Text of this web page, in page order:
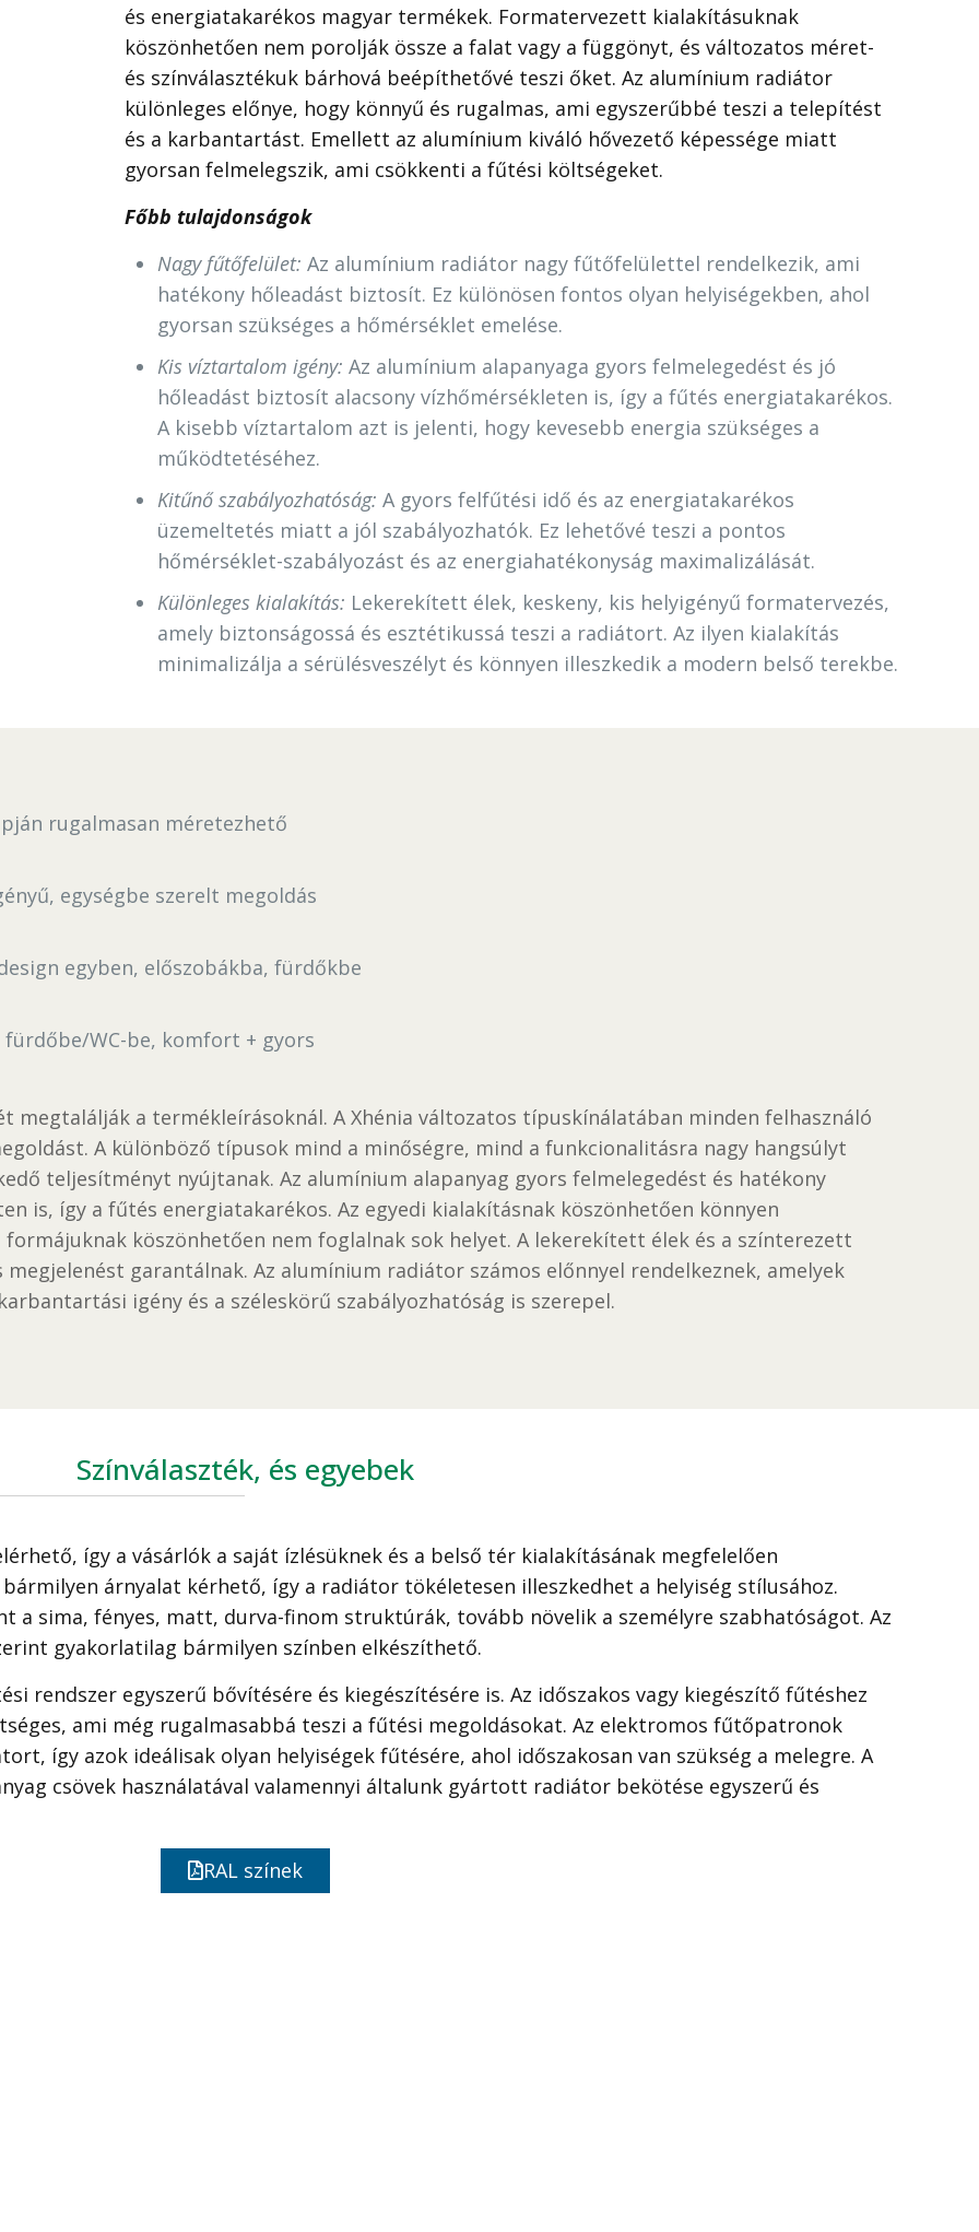
és energiatakarékos magyar termékek. Formatervezett kialakításuknak
köszönhetően nem porolják össze a falat vagy a függönyt, és változatos méret-
és színválasztékuk bárhová beépíthetővé teszi őket. Az alumínium radiátor
különleges előnye, hogy könnyű és rugalmas, ami egyszerűbbé teszi a telepítést
és a karbantartást. Emellett az alumínium kiváló hővezető képessége miatt
gyorsan felmelegszik, ami csökkenti a fűtési költségeket.
Főbb tulajdonságok
Nagy fűtőfelület: Az alumínium radiátor nagy fűtőfelülettel rendelkezik, ami
hatékony hőleadást biztosít. Ez különösen fontos olyan helyiségekben, ahol
gyorsan szükséges a hőmérséklet emelése.
Kis víztartalom igény: Az alumínium alapanyaga gyors felmelegedést és jó
hőleadást biztosít alacsony vízhőmérsékleten is, így a fűtés energiatakarékos.
A kisebb víztartalom azt is jelenti, hogy kevesebb energia szükséges a
működtetéséhez.
Kitűnő szabályozhatóság: A gyors felfűtési idő és az energiatakarékos
üzemeltetés miatt a jól szabályozhatók. Ez lehetővé teszi a pontos
hőmérséklet-szabályozást és az energiahatékonyság maximalizálását.
Különleges kialakítás: Lekerekített élek, keskeny, kis helyigényű formatervezés,
amely biztonságossá és esztétikussá teszi a radiátort. Az ilyen kialakítás
minimalizálja a sérülésveszélyt és könnyen illeszkedik a modern belső terekbe.
rugalmasan méretezhető
egységbe szerelt megoldás
egyben, előszobákba, fürdőkbe
WC-be, komfort + gyors
megtalálják a termékleírásoknál. A Xhénia változatos típuskínálatában minden felhasználó
A különböző típusok mind a minőségre, mind a funkcionalitásra nagy hangsúlyt
teljesítményt nyújtanak. Az alumínium alapanyag gyors felmelegedést és hatékony
is, így a fűtés energiatakarékos. Az egyedi kialakításnak köszönhetően könnyen
köszönhetően nem foglalnak sok helyet. A lekerekített élek és a színterezett
garantálnak. Az alumínium radiátor számos előnnyel rendelkeznek, amelyek
igény és a széleskörű szabályozhatóság is szerepel.
Színválaszték, és egyebek
így a vásárlók a saját ízlésüknek és a belső tér kialakításának megfelelően
bármilyen árnyalat kérhető, így a radiátor tökéletesen illeszkedhet a helyiség stílusához.
a sima, fényes, matt, durva-finom struktúrák, tovább növelik a személyre szabhatóságot. Az
gyakorlatilag bármilyen színben elkészíthető.
rendszer egyszerű bővítésére és kiegészítésére is. Az időszakos vagy kiegészítő fűtéshez
ami még rugalmasabbá teszi a fűtési megoldásokat. Az elektromos fűtőpatronok
így azok ideálisak olyan helyiségek fűtésére, ahol időszakosan van szükség a melegre. A
csövek használatával valamennyi általunk gyártott radiátor bekötése egyszerű és
RAL színek